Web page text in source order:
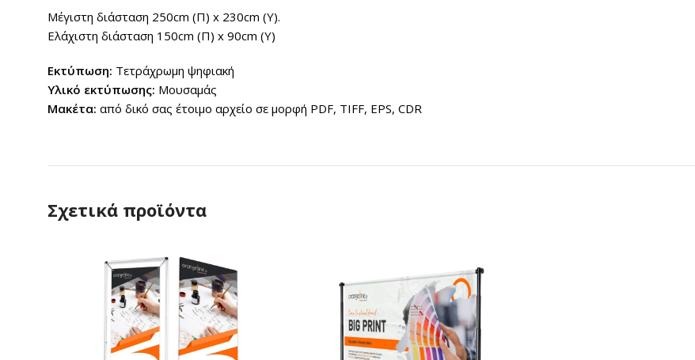
Μέγιστη διάσταση 250cm (Π) x 230cm (Υ).
Ελάχιστη διάσταση 150cm (Π) x 90cm (Υ)
Εκτύπωση: Τετράχρωμη ψηφιακή
Υλικό εκτύπωσης: Μουσαμάς
Μακέτα: από δικό σας έτοιμο αρχείο σε μορφή PDF, TIFF, EPS, CDR
Σχετικά προϊόντα